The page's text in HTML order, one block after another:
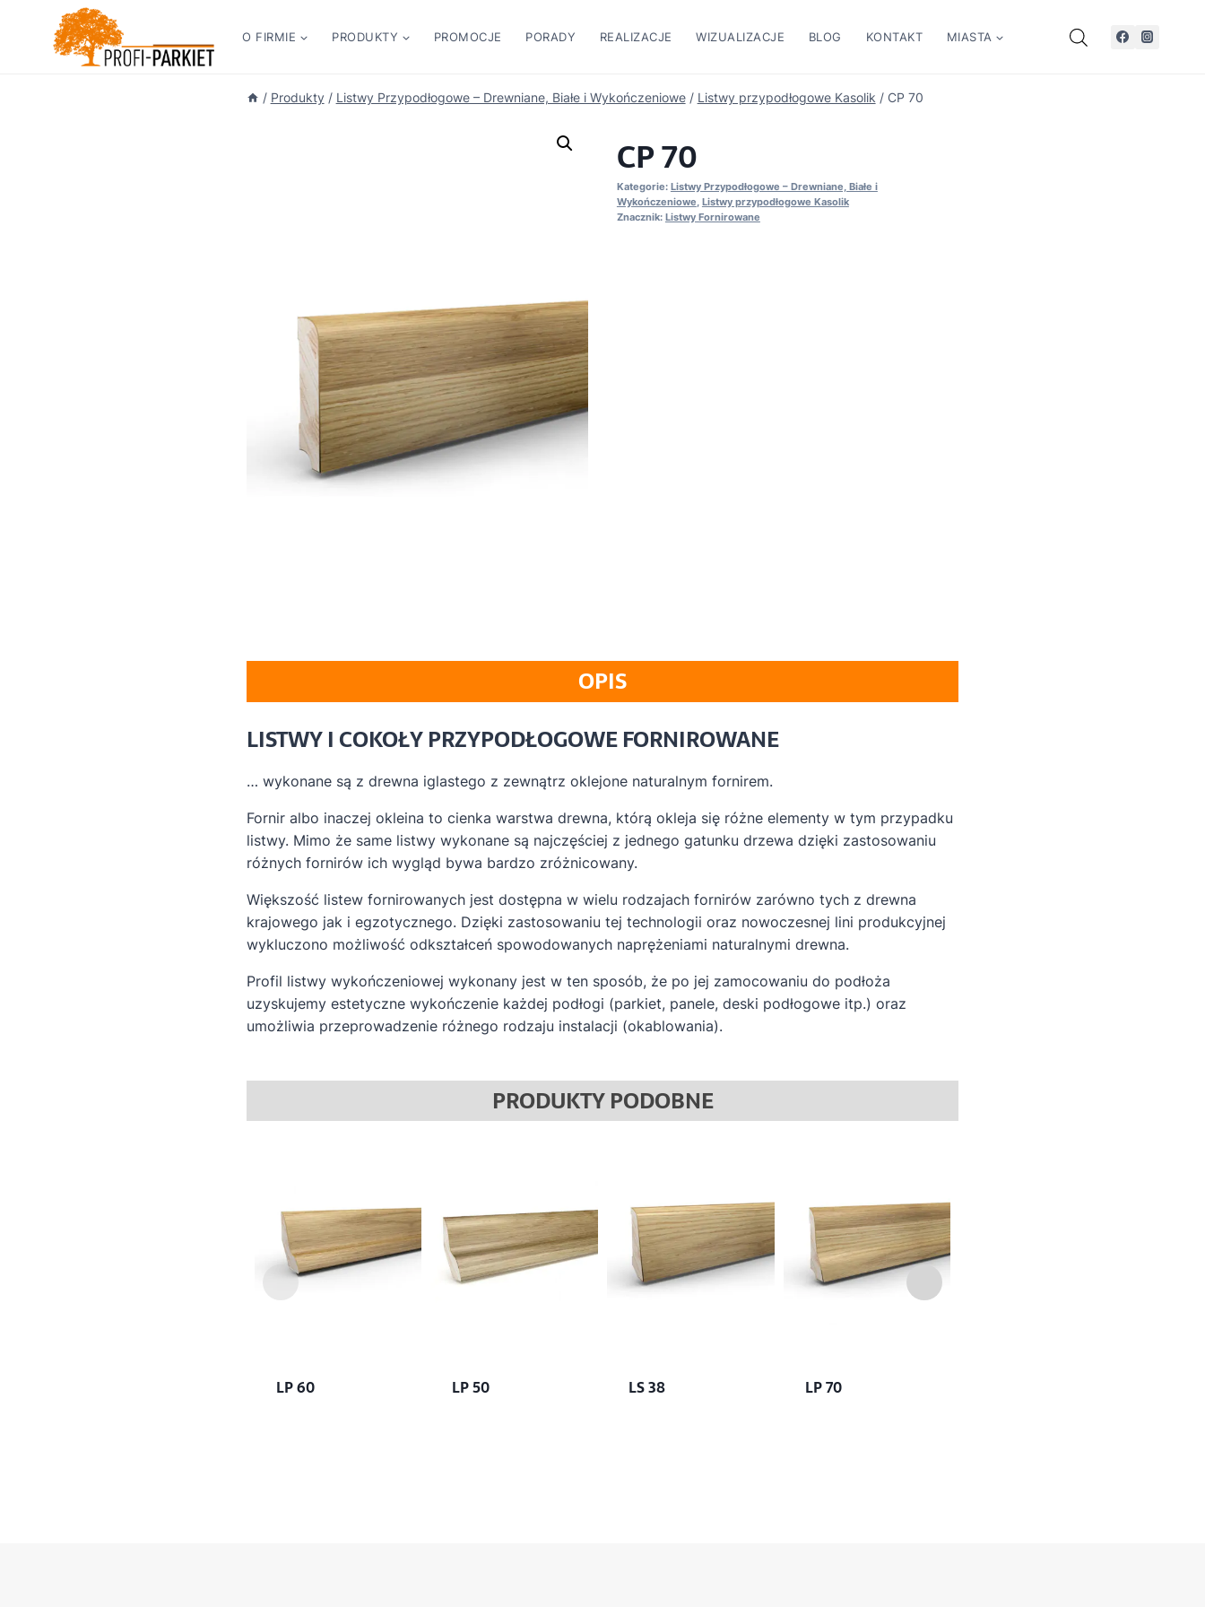
O FIRMIE PRODUKTY PROMOCJE PORADY REALIZACJE WIZUALIZACJE BLOG KONTAKT MIASTA
/ Produkty / Listwy Przypodłogowe – Drewniane, Białe i Wykończeniowe / Listwy przypodłogowe Kasolik / CP 70
CP 70
Kategorie: Listwy Przypodłogowe – Drewniane, Białe i
Wykończeniowe Listwy przypodłogowe Kasolik
Znacznik: Listwy Fornirowane
OPIS
LISTWY I COKOŁY PRZYPODŁOGOWE FORNIROWANE
… wykonane są z drewna iglastego z zewnątrz oklejone naturalnym fornirem.
Fornir albo inaczej okleina to cienka warstwa drewna, którą okleja się różne elementy w tym przypadku
listwy. Mimo że same listwy wykonane są najczęściej z jednego gatunku drzewa dzięki zastosowaniu
różnych fornirów ich wygląd bywa bardzo zróżnicowany.
Większość listew fornirowanych jest dostępna w wielu rodzajach fornirów zarówno tych z drewna
krajowego jak i egzotycznego. Dzięki zastosowaniu tej technologii oraz nowoczesnej lini produkcyjnej
wykluczono możliwość odkształceń spowodowanych naprężeniami naturalnymi drewna.
Profil listwy wykończeniowej wykonany jest w ten sposób, że po jej zamocowaniu do podłoża
uzyskujemy estetyczne wykończenie każdej podłogi (parkiet, panele, deski podłogowe itp.) oraz
umożliwia przeprowadzenie różnego rodzaju instalacji (okablowania).
PRODUKTY PODOBNE
LP 60 LP 50 LS 38 LP 70